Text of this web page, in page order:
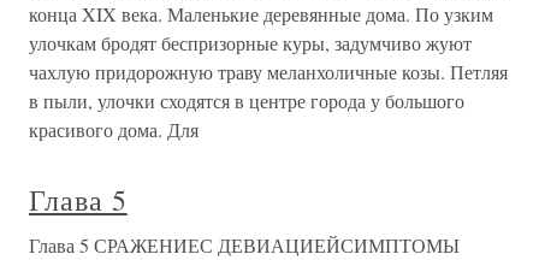
конца XIX века. Маленькие деревянные дома. По узким
улочкам бродят беспризорные куры, задумчиво жуют
чахлую придорожную траву меланхоличные козы. Петляя
в пыли, улочки сходятся в центре города у большого
красивого дома. Для
Глава 5
Глава 5 СРАЖЕНИЕС ДЕВИАЦИЕЙСИМПТОМЫ